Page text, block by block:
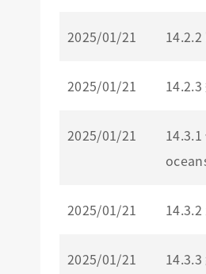
2025/01/21
2025/01/21
2025/01/21
2025/01/21
2025/01/21